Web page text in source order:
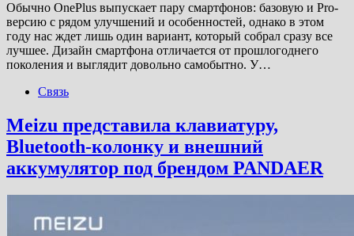
Обычно OnePlus выпускает пару смартфонов: базовую и Pro-
версию с рядом улучшений и особенностей, однако в этом
году нас ждет лишь один вариант, который собрал сразу все
лучшее. Дизайн смартфона отличается от прошлогоднего
поколения и выглядит довольно самобытно. У…
Связь
Meizu представила клавиатуру,
Bluetooth-колонку и внешний
аккумулятор под брендом PANDAER